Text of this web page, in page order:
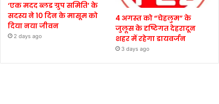
‘एक मदद ब्लड ग्रुप समिति’ के
सदस्य ने 10 दिन के मासूम को
दिया नया जीवन
2 days ago
4 अगस्त को “चेहलुम” के
जुलूस के दृष्टिगत देहरादून
शहर में रहेगा डायवर्जन
3 days ago